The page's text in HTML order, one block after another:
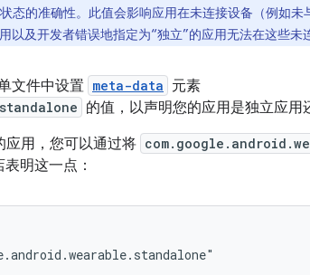
态的准确性。此值会影响应用在未连接设备（例如未
以及开发者错误地指定为“独立”的应用无法在这些未
文件中设置 meta-data 元素
的值，以声明您的应用是独立应用
应用，您可以通过将
明这一点：